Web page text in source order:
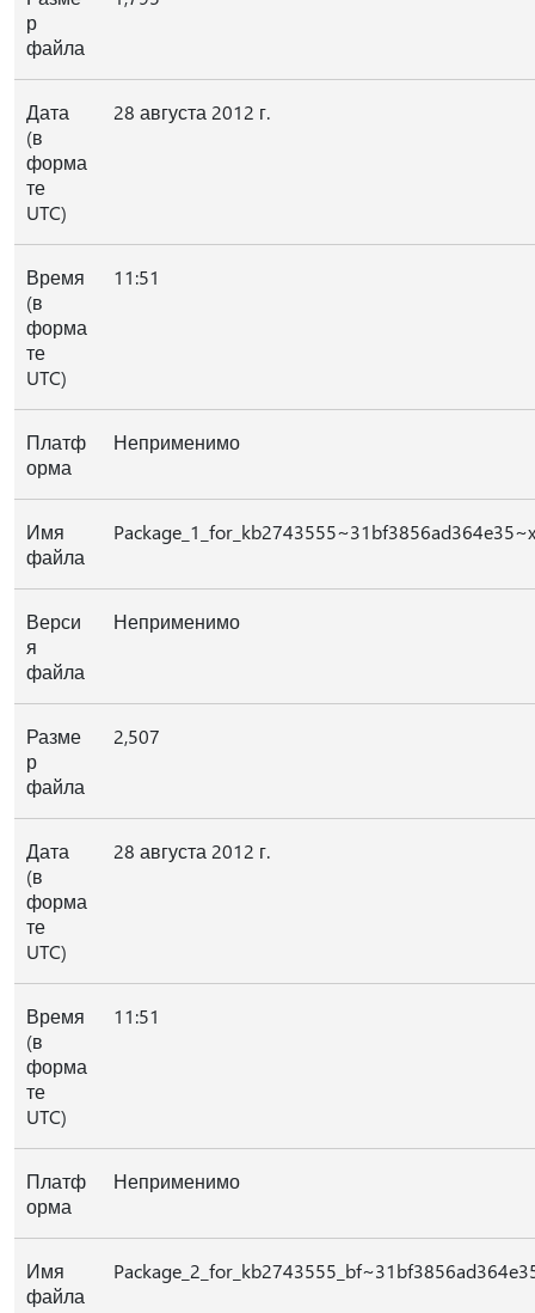
р
файла
Дата
(в
форма
те
UTC)
28 августа 2012 г.
Время
(в
форма
те
UTC)
11:51
Платф
орма
Неприменимо
Имя
файла
Верси
я
файла
Неприменимо
Разме
р
файла
2,507
Дата
(в
форма
те
UTC)
28 августа 2012 г.
Время
(в
форма
те
UTC)
11:51
Платф
орма
Неприменимо
Имя
файла